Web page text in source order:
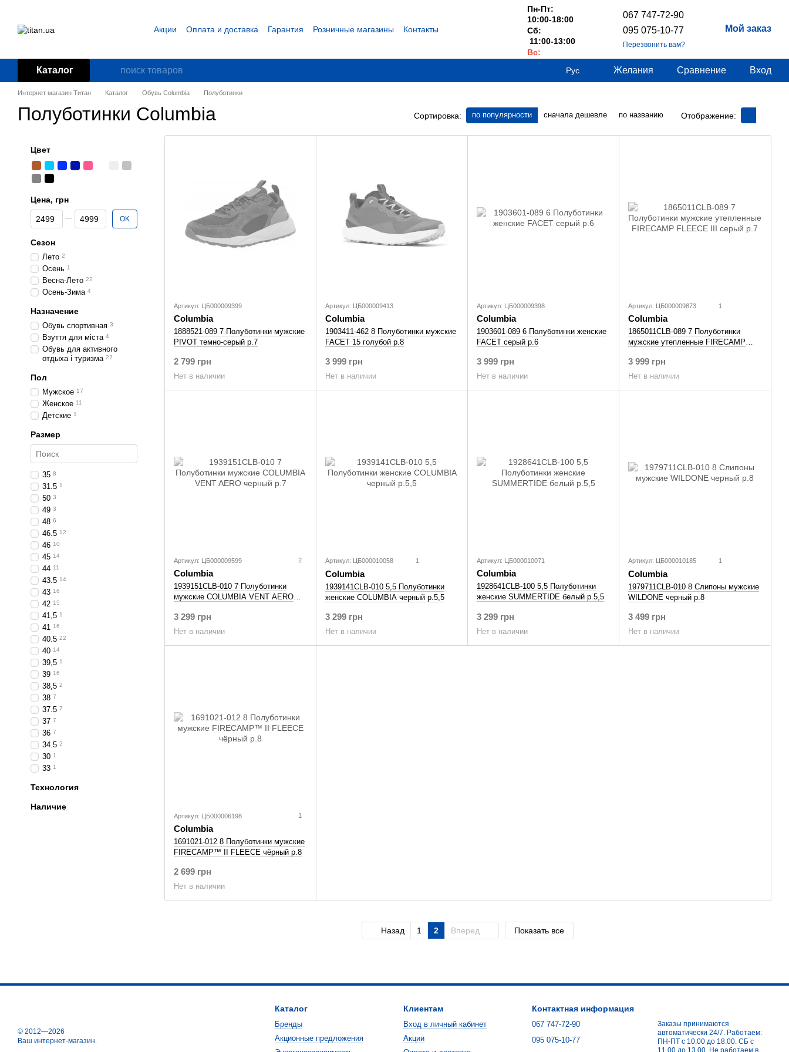
Акции Оплата и доставка Гарантия Розничные магазины
Контакты
Пн-Пт:
10:00-18:00
Сб:
11:00-13:00
Вс:
067 747-72-90
095 075-10-77
Перезвонить вам?
Мой заказ
Каталог Рус Желания Сравнение Вход
Интернет магазин Титан Каталог Обувь Columbia Полуботинки
Полуботинки Columbia Сортировка: по популярности сначала дешевле по названию Отображение:
Артикул: ЦБ000009399
Columbia
1888521-089 7 Полуботинки мужские
PIVOT темно-серый р.7
2 799 грн
Нет в наличии
Артикул: ЦБ000009413
Columbia
1903411-462 8 Полуботинки мужские
FACET 15 голубой р.8
3 999 грн
Нет в наличии
Артикул: ЦБ000009398
Columbia
1903601-089 6 Полуботинки женские
FACET серый р.6
3 999 грн
Нет в наличии
Артикул: ЦБ000009873 1
Columbia
1865011CLB-089 7 Полуботинки
мужские утепленные FIRECAMP
3 999 грн
Нет в наличии
Артикул: ЦБ000009599 2
Columbia
1939151CLB-010 7 Полуботинки
мужские COLUMBIA VENT AERO
3 299 грн
Нет в наличии
Артикул: ЦБ000010058 1
Columbia
1939141CLB-010 5,5 Полуботинки
женские COLUMBIA черный р.5,5
3 299 грн
Нет в наличии
Артикул: ЦБ000010071
Columbia
1928641CLB-100 5,5 Полуботинки
женские SUMMERTIDE белый р.5,5
3 299 грн
Нет в наличии
Артикул: ЦБ000010185 1
Columbia
1979711CLB-010 8 Слипоны мужские
WILDONE черный р.8
3 499 грн
Нет в наличии
Артикул: ЦБ000006198 1
Columbia
1691021-012 8 Полуботинки мужские
FIRECAMP™ II FLEECE чёрный р.8
2 699 грн
Нет в наличии
Назад 1 2 Вперед Показать все
Цвет
Цена, грн
От Цена, грн
До Цена, грн OK
Сезон
Лето 2
Осень 1
Весна-Лето 22
Осень-Зима 4
Назначение
Обувь спортивная 3
Взуття для мiста 4
Обувь для активного
отдыха i туризма 22
Пол
Мужское 17
Женское 11
Детские 1
Размер
35 8
31.5 1
50 3
49 3
48 6
46.5 12
46 10
45 14
44 11
43.5 14
43 16
42 15
41,5 1
41 16
40.5 22
40 14
39,5 1
39 16
38,5 2
38 7
37.5 7
37 7
36 7
34.5 2
30 1
33 1
Технология
Наличие
© 2012—2026
Ваш интернет-магазин.
Каталог
Бренды
Акционные предложения
Клиентам
Вход в личный кабинет
Акции
Контактная информация
067 747-72-90
095 075-10-77
Заказы принимаются
автоматически 24/7. Работаем:
ПН-ПТ с 10.00 до 18.00. СБ с